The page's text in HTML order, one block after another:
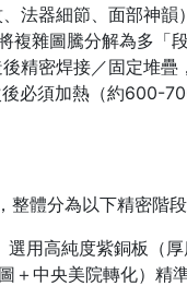
法器細節、面部神韻
將複雜圖騰分解為多「
精密焊接／固定堆疊
後必須加熱（約600-
體分為以下精密階
選用高純度紫銅板（
＋中央美院轉化）精